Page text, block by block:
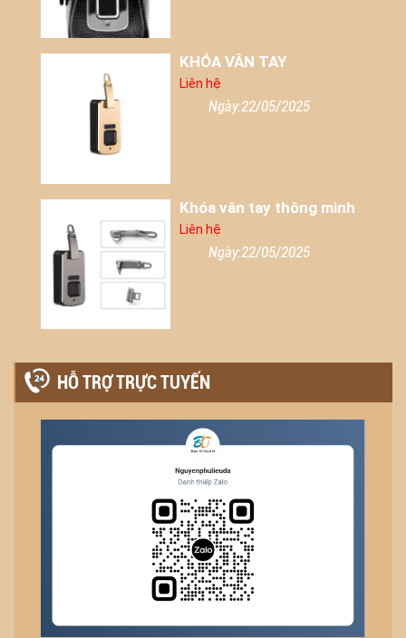
KHÓA VÂN TAY
Liên hệ
Ngày:22/05/2025
Khóa vân tay thông minh
Liên hệ
Ngày:22/05/2025
HỖ TRỢ TRỰC TUYẾN